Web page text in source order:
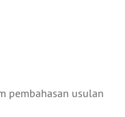
pembahasan usulan